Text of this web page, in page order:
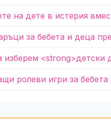
на дете в истерия
за бебета и деца
<strong>детски
ролеви игри за бебета